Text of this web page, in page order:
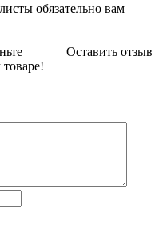
обязательно вам
Оставить отзыв